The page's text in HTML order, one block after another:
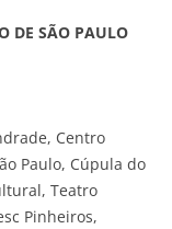
DE SÃO PAULO
Centro
Paulo, Cúpula do
Teatro
Pinheiros,